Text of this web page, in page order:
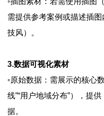
需提供参考案例或描述插
技风）。
3.数据可视化素材
◦原始数据：需展示的核心
线”“用户地域分布”），提
据。